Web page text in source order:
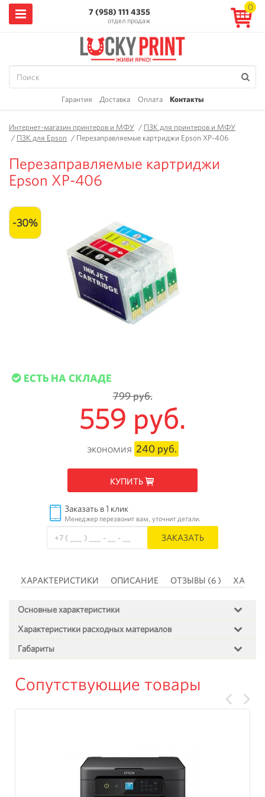
7 (958) 111 4355
отдел продаж
0
Гарантия Доставка Оплата Контакты
Интернет-магазин принтеров и МФУ /ПЗК для принтеров и МФУ
/ПЗК для Epson /Перезаправляемые картриджи Epson XP-406
Перезаправляемые картриджи
Epson XP-406
-30%
ЕСТЬ НА СКЛАДЕ
799 руб.
559 руб.
экономия 240 руб.
КУПИТЬ
Заказать в 1 клик
Менеджер перезвонит вам, уточнит детали.
ЗАКАЗАТЬ
ХАРАКТЕРИСТИКИ ОПИСАНИЕ ОТЗЫВЫ (6 )
Основные характеристики
Характеристики расходных материалов
Габариты
Сопутствующие товары